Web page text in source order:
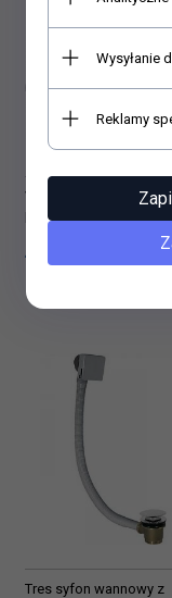
Vedo przelew
korkiem KLIK-KLAK i
napełnianiem przez
100 CLICK 366C/100/CH
400,
Tres syfon wannowy z
Wysyłanie
Reklamy